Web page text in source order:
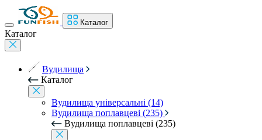
Каталог
Каталог
Вудилища
Каталог
Вудилища універсальні (14)
Вудилища поплавцеві (235)
Вудилища поплавцеві (235)